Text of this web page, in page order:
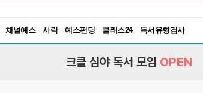
채널예스 사락 예스펀딩 클래스24
독서유형검사
RBTI Lab
크클 심야 독서 모임 OPEN